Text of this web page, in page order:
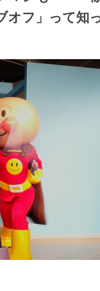
オフ」って知